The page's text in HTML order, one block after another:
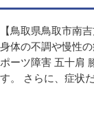
【鳥取県鳥取市南
身体の不調や慢性
ポーツ障害 五十肩
す。 さらに、症状